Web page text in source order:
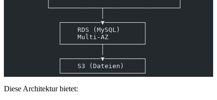
           └─────────────┬───────────────────┘
              ┌──────────▼──────────┐
              │    RDS (MySQL)      │
              │    Multi-AZ         │
              └──────────┬──────────┘
              ┌──────────▼──────────┐
              │    S3 (Dateien)     │
              └─────────────────────┘
Diese Architektur bietet: